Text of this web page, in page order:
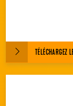
TÉLÉCHARGEZ